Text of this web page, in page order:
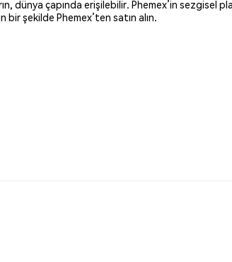
dünya çapında erişilebilir. Phemex’in sezgisel
şekilde Phemex’ten satın alın.